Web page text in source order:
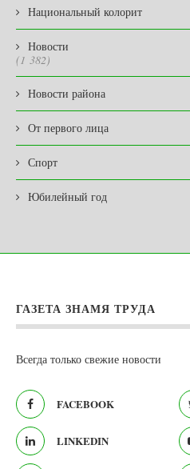
Национальный колорит
Новости
(1 382)
Новости района
От первого лица
Спорт
Юбилейный год
ГАЗЕТА ЗНАМЯ ТРУДА
Всегда только свежие новости
FACEBOOK
LINKEDIN